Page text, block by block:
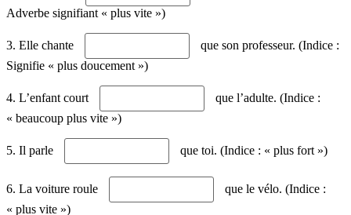
Adverbe signifiant « plus vite »)
3. Elle chante
que son professeur. (Indice :
Signifie « plus doucement »)
4. L’enfant court
que l’adulte. (Indice :
« beaucoup plus vite »)
5. Il parle que toi. (Indice : « plus fort »)
6. La voiture roule
que le vélo. (Indice :
« plus vite »)